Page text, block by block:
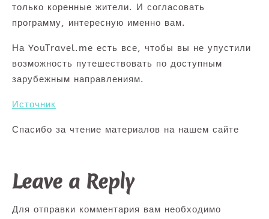
только коренные жители. И согласовать
программу, интересную именно вам.
На YouTravel.me есть все, чтобы вы не упустили
возможность путешествовать по доступным
зарубежным направлениям.
Источник
Спасибо за чтение материалов на нашем сайте
Leave a Reply
Для отправки комментария вам необходимо